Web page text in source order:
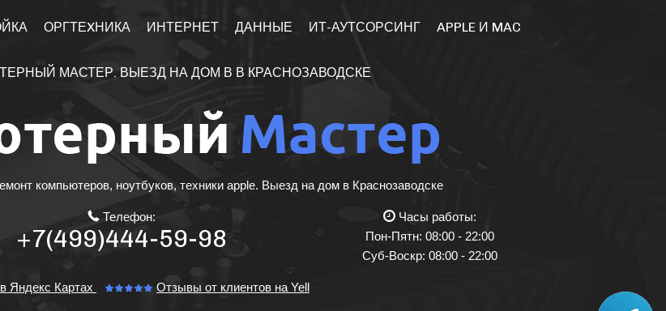
ОРГТЕXНИКА ИНТЕРНЕТ ДАННЫЕ ИТ-АУТСОРСИНГ APPLE И MAC
МАСТЕР. ВЫЕЗД НА ДОМ В В КРАСНОЗАВОДСКЕ
компьютеров, ноутбуков, техники apple. Выезд на дом в Краснозаводске
Телефон:
+7(499)444-59-98
Часы работы:
Пон-Пятн: 08:00 - 22:00
Суб-Воскр: 08:00 - 22:00
Яндекс Картах Отзывы от клиентов на Yell